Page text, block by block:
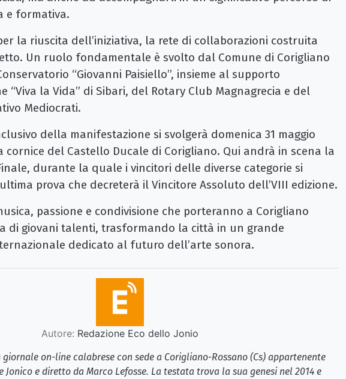
e formativa.
la riuscita dell’iniziativa, la rete di collaborazioni costruita
Un ruolo fondamentale è svolto dal Comune di Corigliano
“Giovanni Paisiello”, insieme al supporto
“Viva la Vida” di Sibari, del Rotary Club Magnagrecia e del
Mediocrati.
della manifestazione si svolgerà domenica 31 maggio
cornice del Castello Ducale di Corigliano. Qui andrà in scena la
durante la quale i vincitori delle diverse categorie si
prova che decreterà il Vincitore Assoluto dell’VIII edizione.
passione e condivisione che porteranno a Corigliano
di giovani talenti, trasformando la città in un grande
dedicato al futuro dell’arte sonora.
Autore: Redazione Eco dello Jonio
on-line calabrese con sede a Corigliano-Rossano (Cs) appartenente
e diretto da Marco Lefosse. La testata trova la sua genesi nel 2014 e